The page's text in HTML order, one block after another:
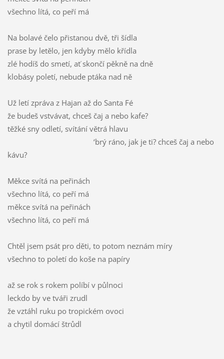
všechno lítá, co peří má
Na bolavé čelo přistanou dvě, tři šídla
prase by letělo, jen kdyby mělo křídla
zlé hodíš do smetí, ať skončí pěkně na dně
klobásy poletí, nebude ptáka nad ně
Už letí zpráva z Hajan až do Santa Fé
že budeš vstvávat, chceš čaj a nebo kafe?
těžké sny odletí, svítání větrá hlavu
‘brý ráno, jak je ti? chceš čaj a nebo
kávu?
Měkce svítá na peřinách
všechno lítá, co peří má
měkce svítá na peřinách
všechno lítá, co peří má
Chtěl jsem psát pro děti, to potom neznám míry
všechno to poletí do koše na papíry
až se rok s rokem políbí v půlnoci
leckdo by ve tváři zrudl
že vztáhl ruku po tropickém ovoci
a chytil domácí štrůdl